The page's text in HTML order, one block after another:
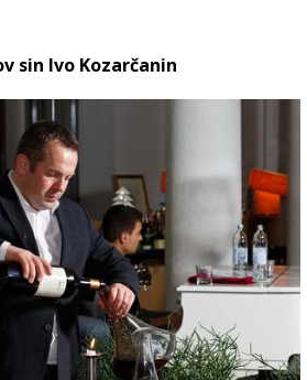
sin Ivo Kozarčanin